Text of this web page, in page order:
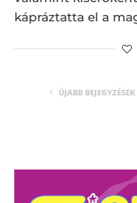
kápráztatta el a
ÚJABB BEJEGYZÉSEK